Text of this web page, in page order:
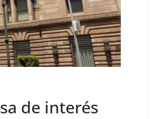
de interés